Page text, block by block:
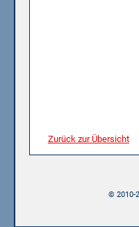
Zurück zur Übersicht
© 2010-